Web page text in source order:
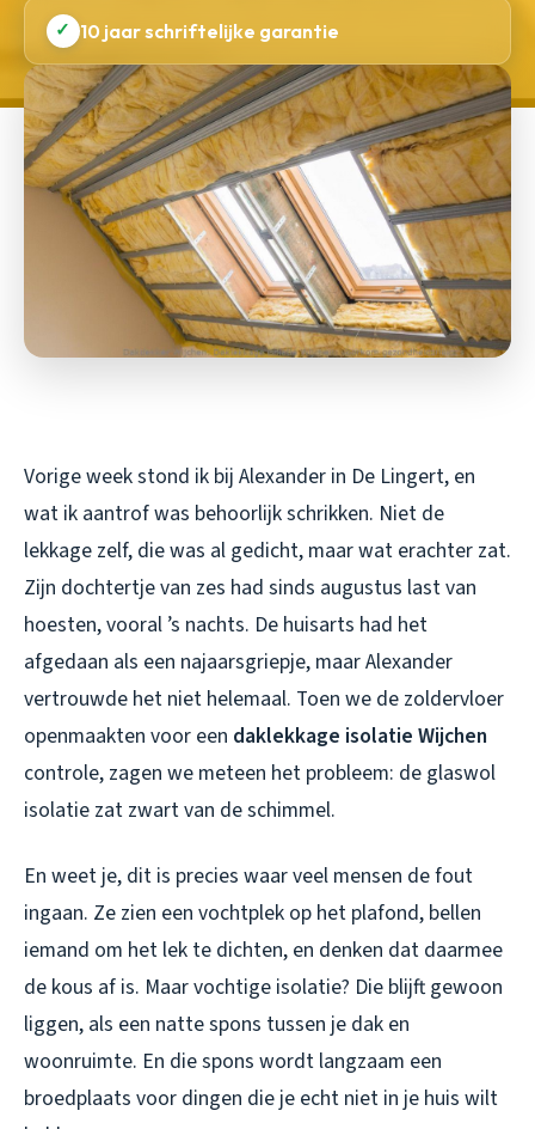
✓ 10 jaar schriftelijke garantie
Vorige week stond ik bij Alexander in De Lingert, en
wat ik aantrof was behoorlijk schrikken. Niet de
lekkage zelf, die was al gedicht, maar wat erachter zat.
Zijn dochtertje van zes had sinds augustus last van
hoesten, vooral ’s nachts. De huisarts had het
afgedaan als een najaarsgriepje, maar Alexander
vertrouwde het niet helemaal. Toen we de zoldervloer
openmaakten voor een daklekkage isolatie Wijchen
controle, zagen we meteen het probleem: de glaswol
isolatie zat zwart van de schimmel.
En weet je, dit is precies waar veel mensen de fout
ingaan. Ze zien een vochtplek op het plafond, bellen
iemand om het lek te dichten, en denken dat daarmee
de kous af is. Maar vochtige isolatie? Die blijft gewoon
liggen, als een natte spons tussen je dak en
woonruimte. En die spons wordt langzaam een
broedplaats voor dingen die je echt niet in je huis wilt